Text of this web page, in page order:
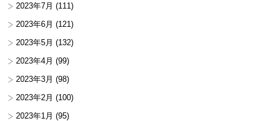
2023年7月 (111)
2023年6月 (121)
2023年5月 (132)
2023年4月 (99)
2023年3月 (98)
2023年2月 (100)
2023年1月 (95)